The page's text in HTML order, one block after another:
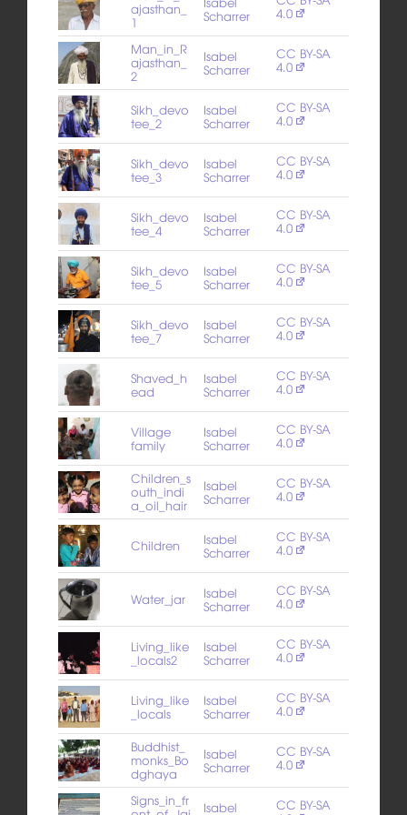
ajasthan_
1 Scharrer 4.0
Man_in_R
ajasthan_
2
Isabel
Scharrer
CC BY-SA
4.0
Sikh_devo
tee_2
Isabel
Scharrer
CC BY-SA
4.0
Sikh_devo
tee_3
Isabel
Scharrer
CC BY-SA
4.0
Sikh_devo
tee_4
Isabel
Scharrer
CC BY-SA
4.0
Sikh_devo
tee_5
Isabel
Scharrer
CC BY-SA
4.0
Sikh_devo
tee_7
Isabel
Scharrer
CC BY-SA
4.0
Shaved_h
ead
Isabel
Scharrer
CC BY-SA
4.0
Village
family
Isabel
Scharrer
CC BY-SA
4.0
Children_s
outh_indi
a_oil_hair
Isabel
Scharrer
CC BY-SA
4.0
Children Isabel
Scharrer
CC BY-SA
4.0
Water_jar Isabel
Scharrer
CC BY-SA
4.0
Living_like
_locals2
Isabel
Scharrer
CC BY-SA
4.0
Living_like
_locals
Isabel
Scharrer
CC BY-SA
4.0
Buddhist_
monks_Bo
dghaya
Isabel
Scharrer
CC BY-SA
4.0
Signs_in_fr Isabel CC BY-SA